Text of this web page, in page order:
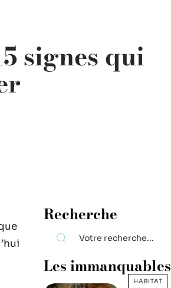
signes qui
Recherche
Les immanquables
HABITAT